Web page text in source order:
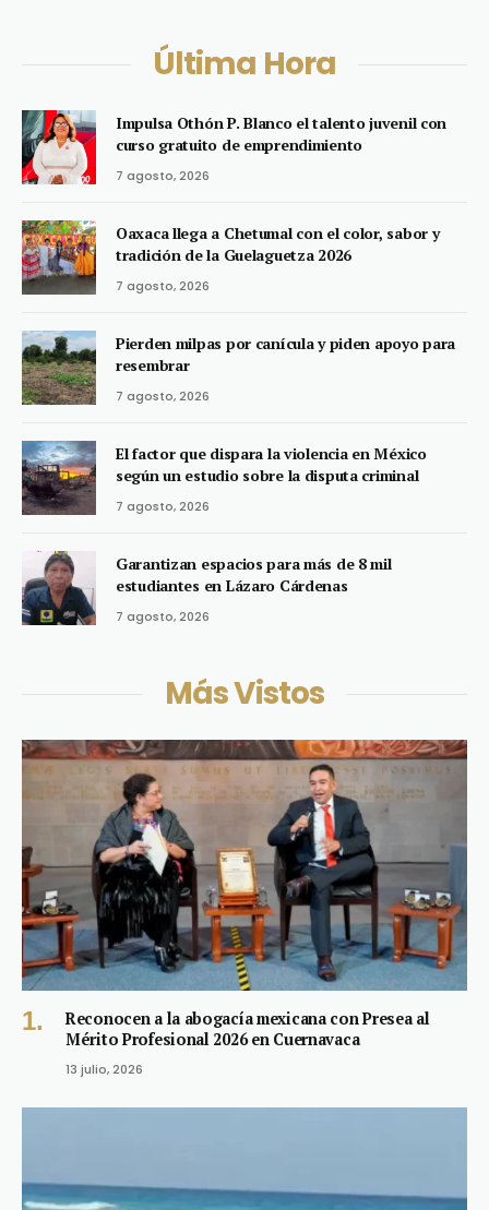
Última Hora
Impulsa Othón P. Blanco el talento juvenil con
curso gratuito de emprendimiento
7 agosto, 2026
Oaxaca llega a Chetumal con el color, sabor y
tradición de la Guelaguetza 2026
7 agosto, 2026
Pierden milpas por canícula y piden apoyo para
resembrar
7 agosto, 2026
El factor que dispara la violencia en México
según un estudio sobre la disputa criminal
7 agosto, 2026
Garantizan espacios para más de 8 mil
estudiantes en Lázaro Cárdenas
7 agosto, 2026
Más Vistos
Reconocen a la abogacía mexicana con Presea al
Mérito Profesional 2026 en Cuernavaca
13 julio, 2026